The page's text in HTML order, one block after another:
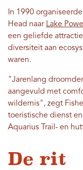
In 1990
Head naar Lake Powell
een geliefde
diversiteit aan
waren.
"Jarenlang
aangevuld met
wildernis", zegt
toeristische dienst
Aquarius Trail- en
De rit